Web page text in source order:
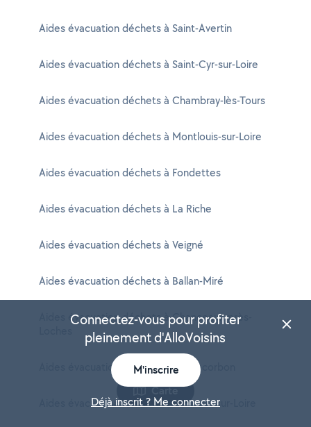
Aides évacuation déchets à Saint-Avertin
Aides évacuation déchets à Saint-Cyr-sur-Loire
Aides évacuation déchets à Chambray-lès-Tours
Aides évacuation déchets à Montlouis-sur-Loire
Aides évacuation déchets à Fondettes
Aides évacuation déchets à La Riche
Aides évacuation déchets à Veigné
Aides évacuation déchets à Ballan-Miré
Aides évacuation déchets à Chanceaux-près-
Aides évacuation déchets à Rochecorbon
Aides évacuation déchets à Coteaux-sur-Loire
Carte
Connectez-vous pour profiter
pleinement d'AlloVoisins
M'inscrire
Déjà inscrit ? Me connecter